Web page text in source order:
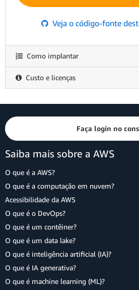
Veja o código-fonte
Como implantar
Custo e licenças
Faça login no
Saiba mais sobre a AWS
O que é a AWS?
O que é a computação em nuvem?
Acessibilidade da AWS
O que é o DevOps?
O que é um contêiner?
O que é um data lake?
O que é inteligência artificial (IA)?
O que é IA generativa?
O que é machine learning (ML)?